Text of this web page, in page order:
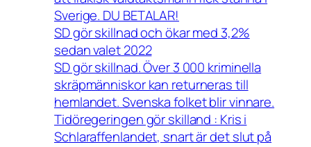
Sverige. DU BETALAR!
SD gör skillnad och ökar med 3,2%
sedan valet 2022
SD gör skillnad. Över 3 000 kriminella
skräpmänniskor kan returneras till
hemlandet. Svenska folket blir vinnare.
Tidöregeringen gör skilland : Kris i
Schlaraffenlandet, snart är det slut på